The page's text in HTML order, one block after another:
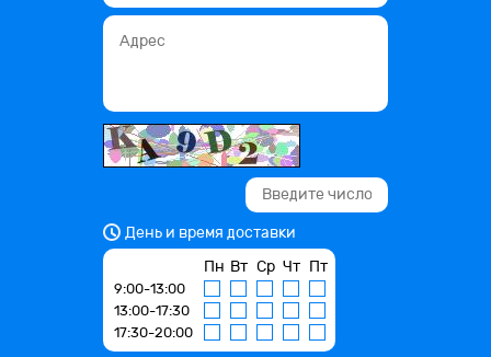
День и время доставки
Пн Вт Ср Чт Пт
9:00-13:00
13:00-17:30
17:30-20:00